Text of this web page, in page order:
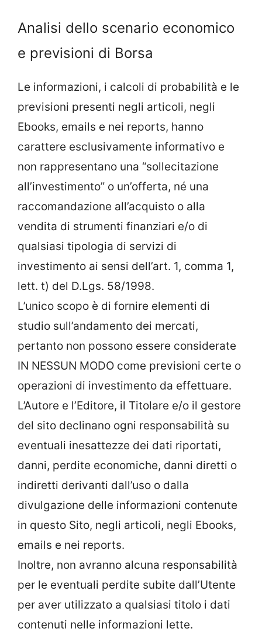
Analisi dello scenario economico
e previsioni di Borsa
Le informazioni, i calcoli di probabilità e le
previsioni presenti negli articoli, negli
Ebooks, emails e nei reports, hanno
carattere esclusivamente informativo e
non rappresentano una “sollecitazione
all’investimento” o un’offerta, né una
raccomandazione all’acquisto o alla
vendita di strumenti finanziari e/o di
qualsiasi tipologia di servizi di
investimento ai sensi dell’art. 1, comma 1,
lett. t) del D.Lgs. 58/1998.
L’unico scopo è di fornire elementi di
studio sull’andamento dei mercati,
pertanto non possono essere considerate
IN NESSUN MODO come previsioni certe o
operazioni di investimento da effettuare.
L’Autore e l’Editore, il Titolare e/o il gestore
del sito declinano ogni responsabilità su
eventuali inesattezze dei dati riportati,
danni, perdite economiche, danni diretti o
indiretti derivanti dall’uso o dalla
divulgazione delle informazioni contenute
in questo Sito, negli articoli, negli Ebooks,
emails e nei reports.
Inoltre, non avranno alcuna responsabilità
per le eventuali perdite subite dall’Utente
per aver utilizzato a qualsiasi titolo i dati
contenuti nelle informazioni lette.